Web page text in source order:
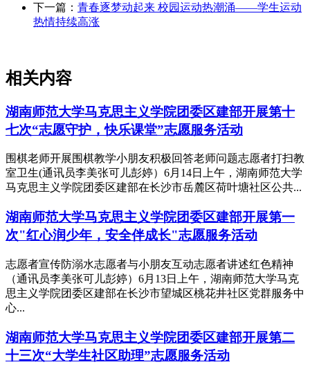
下一篇： 青春逐梦动起来 校园运动热潮涌——学生运动
热情持续高涨
相关内容
湖南师范大学马克思主义学院团委区建部开展第十
七次“志愿守护，快乐课堂”志愿服务活动
围棋老师开展围棋教学小朋友积极回答老师问题志愿者打扫教
室卫生(通讯员李美张可儿彭婷）6月14日上午，湖南师范大学
马克思主义学院团委区建部在长沙市岳麓区荷叶塘社区公共...
湖南师范大学马克思主义学院团委区建部开展第一
次"红心润少年，安全伴成长"志愿服务活动
志愿者宣传防溺水志愿者与小朋友互动志愿者讲述红色精神
（通讯员李美张可儿彭婷）6月13日上午，湖南师范大学马克
思主义学院团委区建部在长沙市望城区桃花井社区党群服务中
心...
湖南师范大学马克思主义学院团委区建部开展第二
十三次“大学生社区助理”志愿服务活动